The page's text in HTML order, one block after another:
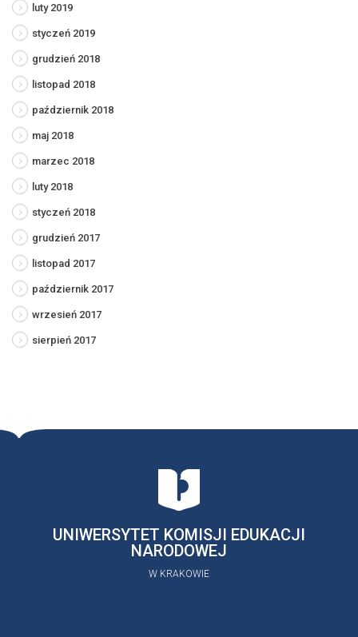
luty 2019
styczeń 2019
grudzień 2018
listopad 2018
październik 2018
maj 2018
marzec 2018
luty 2018
styczeń 2018
grudzień 2017
listopad 2017
październik 2017
wrzesień 2017
sierpień 2017
UNIWERSYTET KOMISJI EDUKACJI
NARODOWEJ
W KRAKOWIE